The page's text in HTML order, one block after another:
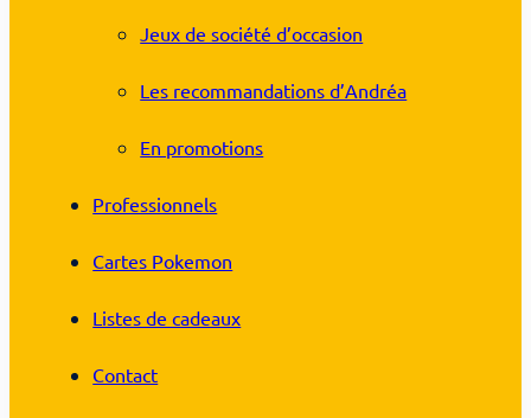
Jeux de société d’occasion
Les recommandations d’Andréa
En promotions
Professionnels
Cartes Pokemon
Listes de cadeaux
Contact